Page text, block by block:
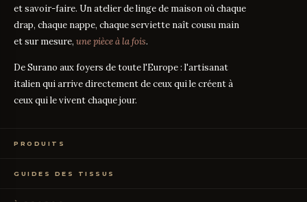
et savoir-faire. Un atelier de linge de maison où chaque
drap, chaque nappe, chaque serviette naît cousu main
et sur mesure, une pièce à la fois.
De Surano aux foyers de toute l'Europe : l'artisanat
italien qui arrive directement de ceux qui le créent à
ceux qui le vivent chaque jour.
PRODUITS
Linge de Table
GUIDES DES TISSUS